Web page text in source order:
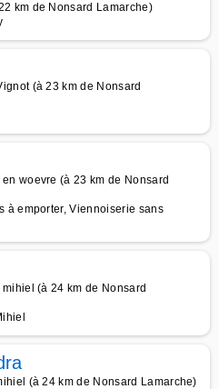
km de Nonsard Lamarche)
(à 23 km de Nonsard
woevre (à 23 km de Nonsard
à emporter, Viennoiserie sans
(à 24 km de Nonsard
(à 24 km de Nonsard Lamarche)